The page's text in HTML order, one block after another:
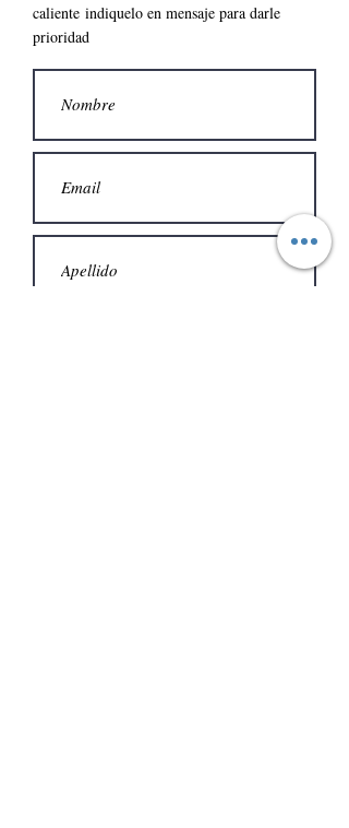
caliente indiquelo en mensaje para darle
prioridad